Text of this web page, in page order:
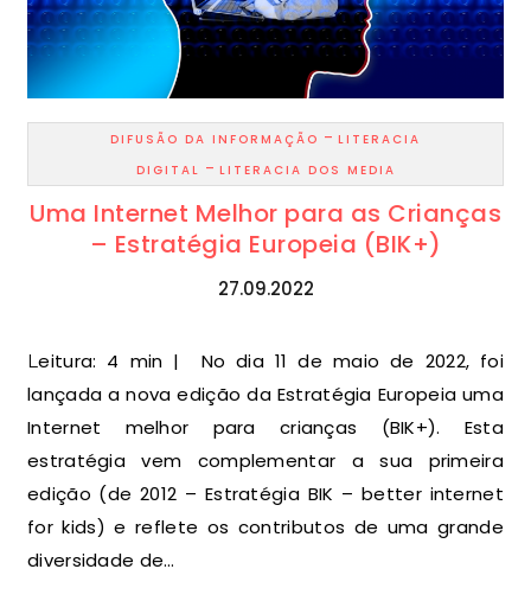
DIFUSÃO DA INFORMAÇÃO - LITERACIA
DIGITAL - LITERACIA DOS MEDIA
Uma Internet Melhor para as Crianças
– Estratégia Europeia (BIK+)
27.09.2022
Leitura: 4 min | No dia 11 de maio de 2022, foi
lançada a nova edição da Estratégia Europeia uma
Internet melhor para crianças (BIK+). Esta
estratégia vem complementar a sua primeira
edição (de 2012 – Estratégia BIK – better internet
for kids) e reflete os contributos de uma grande
diversidade de…